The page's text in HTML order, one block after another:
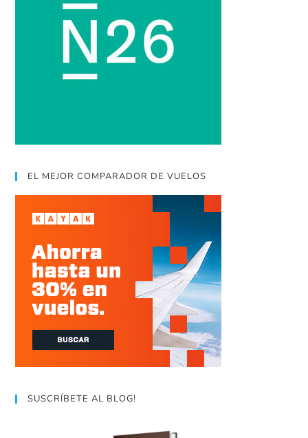
EL MEJOR COMPARADOR DE VUELOS
SUSCRÍBETE AL BLOG!